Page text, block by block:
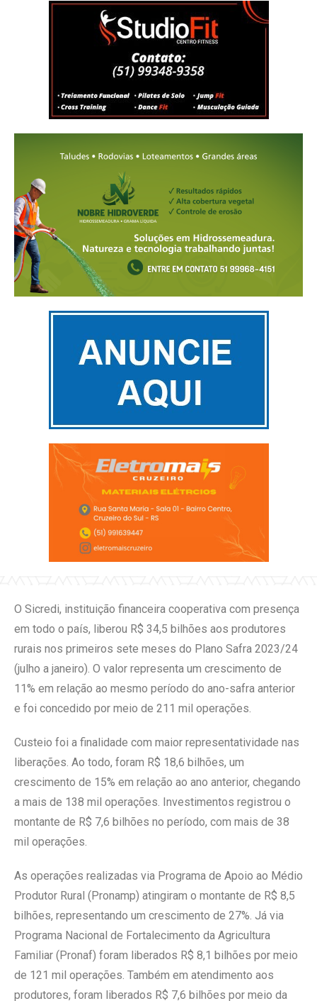
O Sicredi, instituição financeira cooperativa com presença
em todo o país, liberou R$ 34,5 bilhões aos produtores
rurais nos primeiros sete meses do Plano Safra 2023/24
(julho a janeiro). O valor representa um crescimento de
11% em relação ao mesmo período do ano-safra anterior
e foi concedido por meio de 211 mil operações.
Custeio foi a finalidade com maior representatividade nas
liberações. Ao todo, foram R$ 18,6 bilhões, um
crescimento de 15% em relação ao ano anterior, chegando
a mais de 138 mil operações. Investimentos registrou o
montante de R$ 7,6 bilhões no período, com mais de 38
mil operações.
As operações realizadas via Programa de Apoio ao Médio
Produtor Rural (Pronamp) atingiram o montante de R$ 8,5
bilhões, representando um crescimento de 27%. Já via
Programa Nacional de Fortalecimento da Agricultura
Familiar (Pronaf) foram liberados R$ 8,1 bilhões por meio
de 121 mil operações. Também em atendimento aos
produtores, foram liberados R$ 7,6 bilhões por meio da